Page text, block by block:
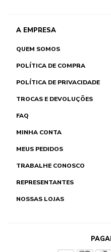
A EMPRESA
QUEM SOMOS
POLÍTICA DE COMPRA
POLÍTICA DE PRIVACIDADE
TROCAS E DEVOLUÇÕES
FAQ
MINHA CONTA
MEUS PEDIDOS
TRABALHE CONOSCO
REPRESENTANTES
NOSSAS LOJAS